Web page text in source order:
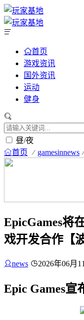
首页
游戏资讯
国外资讯
运动
健身
昼/夜
首页 gamesinnews
EpicGames将
戏开发合作【
news 2026年06月
Epic Games宣